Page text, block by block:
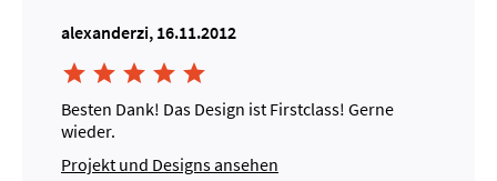
alexanderzi, 16.11.2012
    
Besten Dank! Das Design ist Firstclass! Gerne
wieder.
Projekt und Designs ansehen